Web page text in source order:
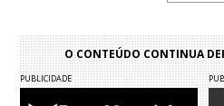
O CONTEÚDO CONTINUA
PUBLICIDADE